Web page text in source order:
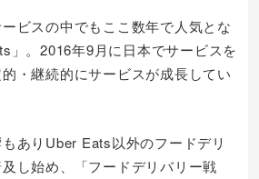
ビスの中でもここ数年で人気とな
」。2016年9月に日本でサービスを
・継続的にサービスが成長してい
ありUber Eats以外のフードデリ
し始め、「フードデリバリー戦